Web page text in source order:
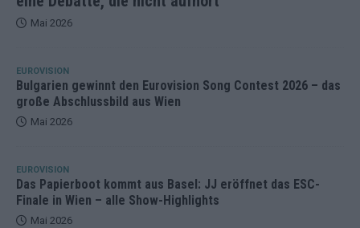
Mai 2026
EUROVISION
Bulgarien gewinnt den Eurovision Song Contest 2026 – das
große Abschlussbild aus Wien
Mai 2026
EUROVISION
Das Papierboot kommt aus Basel: JJ eröffnet das ESC-
Finale in Wien – alle Show-Highlights
Mai 2026